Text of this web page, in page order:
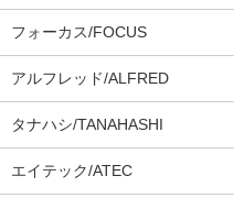
フォーカス/FOCUS
アルフレッド/ALFRED
タナハシ/TANAHASHI
エイテック/ATEC